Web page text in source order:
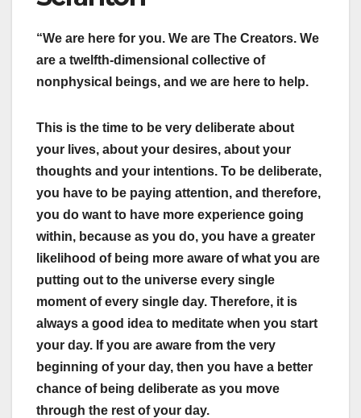
“We are here for you. We are The Creators. We
are a twelfth-dimensional collective of
nonphysical beings, and we are here to help.
This is the time to be very deliberate about
your lives, about your desires, about your
thoughts and your intentions. To be deliberate,
you have to be paying attention, and therefore,
you do want to have more experience going
within, because as you do, you have a greater
likelihood of being more aware of what you are
putting out to the universe every single
moment of every single day. Therefore, it is
always a good idea to meditate when you start
your day. If you are aware from the very
beginning of your day, then you have a better
chance of being deliberate as you move
through the rest of your day.